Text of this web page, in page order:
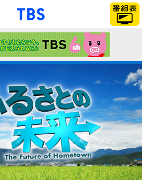
「TBSテレビ」トップ